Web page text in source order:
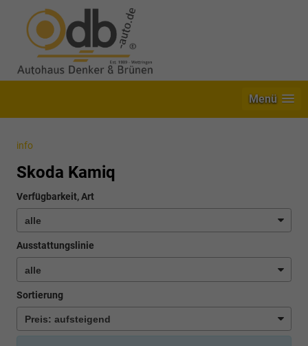
Menü
info
Skoda Kamiq
Verfügbarkeit, Art
Ausstattungslinie
Sortierung